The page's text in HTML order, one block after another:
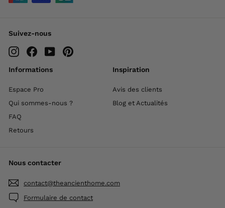
Suivez-nous
InstagramFacebookYouTube
Informations
Espace Pro
Qui sommes-nous ?
FAQ
Retours
Inspiration
Avis des clients
Blog et Actualités
Nous contacter
contact@theancienthome.com
Formulaire de contact